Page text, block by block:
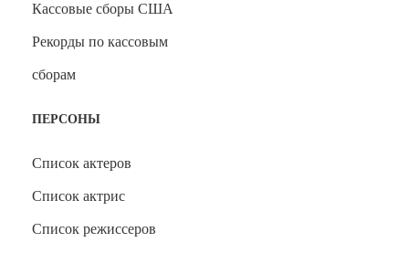
Кассовые сборы США
Рекорды по кассовым
сборам
ПЕРСОНЫ
Список актеров
Список актрис
Список режиссеров